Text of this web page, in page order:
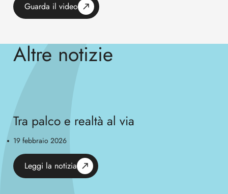
Guarda il video
Altre notizie
Tra palco e realtà al via
19 febbraio 2026
Leggi la notizia